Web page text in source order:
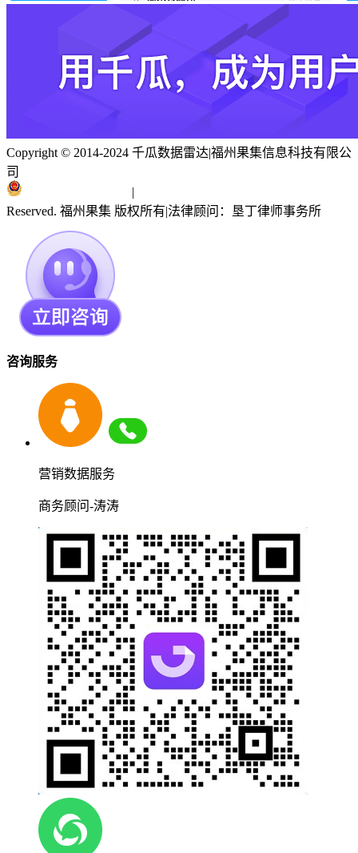
Copyright © 2014-2024 千瓜数据雷达|福州果集信息科技有限公
司
|
Reserved. 福州果集 版权所有|法律顾问：垦丁律师事务所
咨询服务
营销数据服务
商务顾问-涛涛